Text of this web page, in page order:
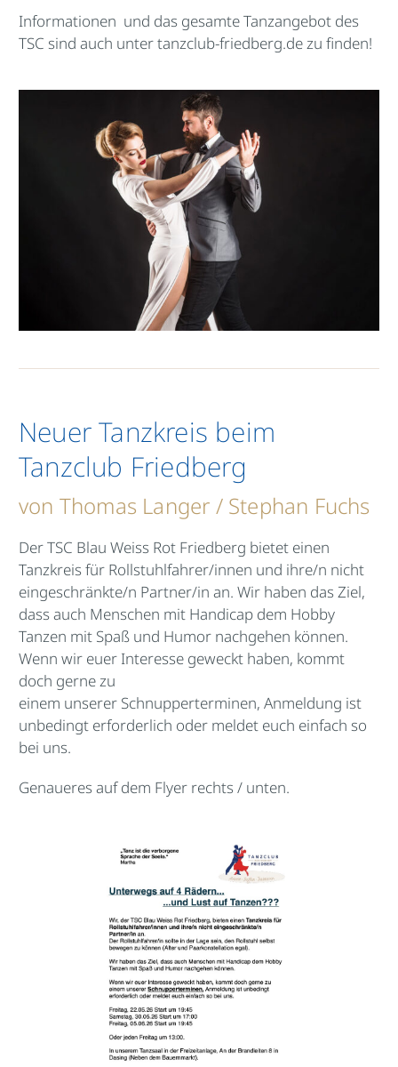
Informationen und das gesamte Tanzangebot des
TSC sind auch untertanzclub-friedberg.dezu finden!
Neuer Tanzkreis beim
Tanzclub Friedberg
von Thomas Langer / Stephan Fuchs
Der TSC Blau Weiss Rot Friedberg bietet einen
Tanzkreis für Rollstuhlfahrer/innen und ihre/n nicht
eingeschränkte/n Partner/in an. Wir haben das Ziel,
dass auch Menschen mit Handicap dem Hobby
Tanzen mit Spaß und Humor nachgehen können.
Wenn wir euer Interesse geweckt haben, kommt
doch gerne zu
einem unserer Schnupperterminen, Anmeldung ist
unbedingt erforderlich oder meldet euch einfach so
bei uns.
Genaueres auf dem Flyer rechts / unten.